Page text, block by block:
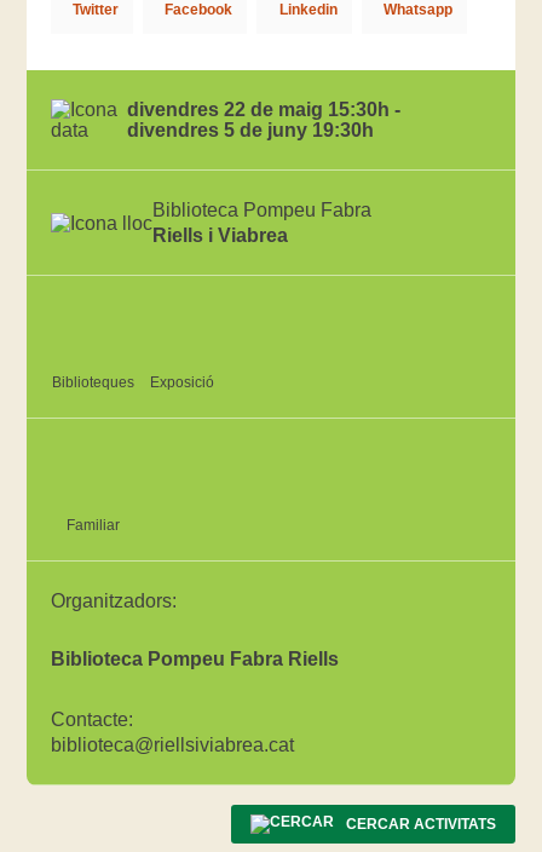
Twitter Facebook Linkedin Whatsapp
divendres 22 de maig 15:30h -
divendres 5 de juny 19:30h
Biblioteca Pompeu Fabra
Riells i Viabrea
Biblioteques Exposició
Familiar
Organitzadors:
Biblioteca Pompeu Fabra Riells
Contacte:
biblioteca@riellsiviabrea.cat
CERCAR ACTIVITATS